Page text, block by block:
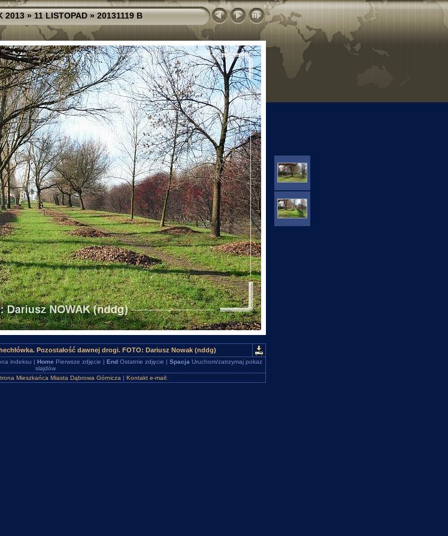
2013»11 LISTOPAD»20131119 B
Pozostałość dawnej drogi. FOTO: Dariusz Nowak (nddg)
indeksu | Home Pierwsze zdjęcie | EndOstatnie zdjęcie | Spacja Uruchom/zatrzymaj pokaz
slajdów
Mieszkańca Miasta Dąbrowa Górnicza | Kontakt e-mail: